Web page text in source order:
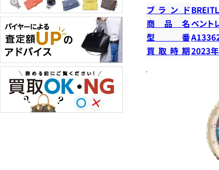
ブランド
商品名ベント
型番
買取時期2023